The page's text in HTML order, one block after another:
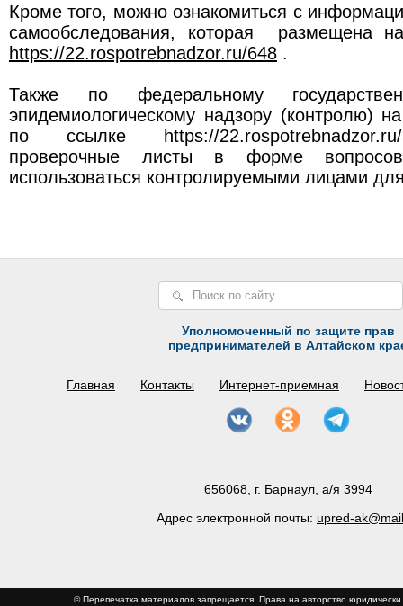
Кроме того, можно ознакомиться с
самообследования, которая размещена
https://22.rospotrebnadzor.ru/648 .
Также по федеральному
эпидемиологическому надзору (контролю)
по ссылке https://
проверочные листы в форме
использоваться контролируемыми лицами
Уполномоченный по защите прав
предпринимателей в Алтайском
Главная Контакты Интернет-приемная
656068, г. Барнаул, а/я 3994
Адрес электронной почты: upred-
© Перепечатка материалов запрещается. Права на авторство